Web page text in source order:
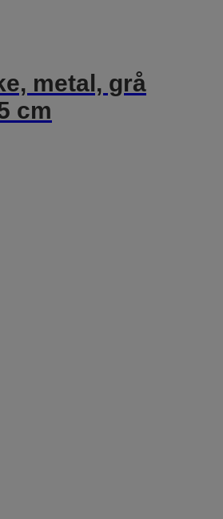
metal, grå
cm